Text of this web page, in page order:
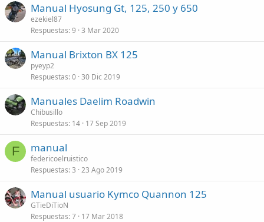
Manual Hyosung Gt, 125, 250 y 650
ezekiel87
Respuestas 9 3 Mar 2020
Manual Brixton BX 125
pyeyp2
Respuestas 0 30 Dic 2019
Manuales Daelim Roadwin
Chibusillo
Respuestas 14 17 Sep 2019
F manual
federicoelruistico
Respuestas 3 23 Ago 2019
Manual usuario Kymco Quannon 125
GTieDiTioN
Respuestas 7 17 Mar 2018